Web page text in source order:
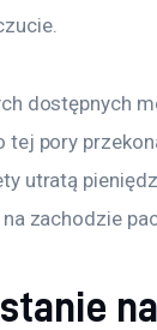
dostępnych
tej pory
utratą
zachodzie